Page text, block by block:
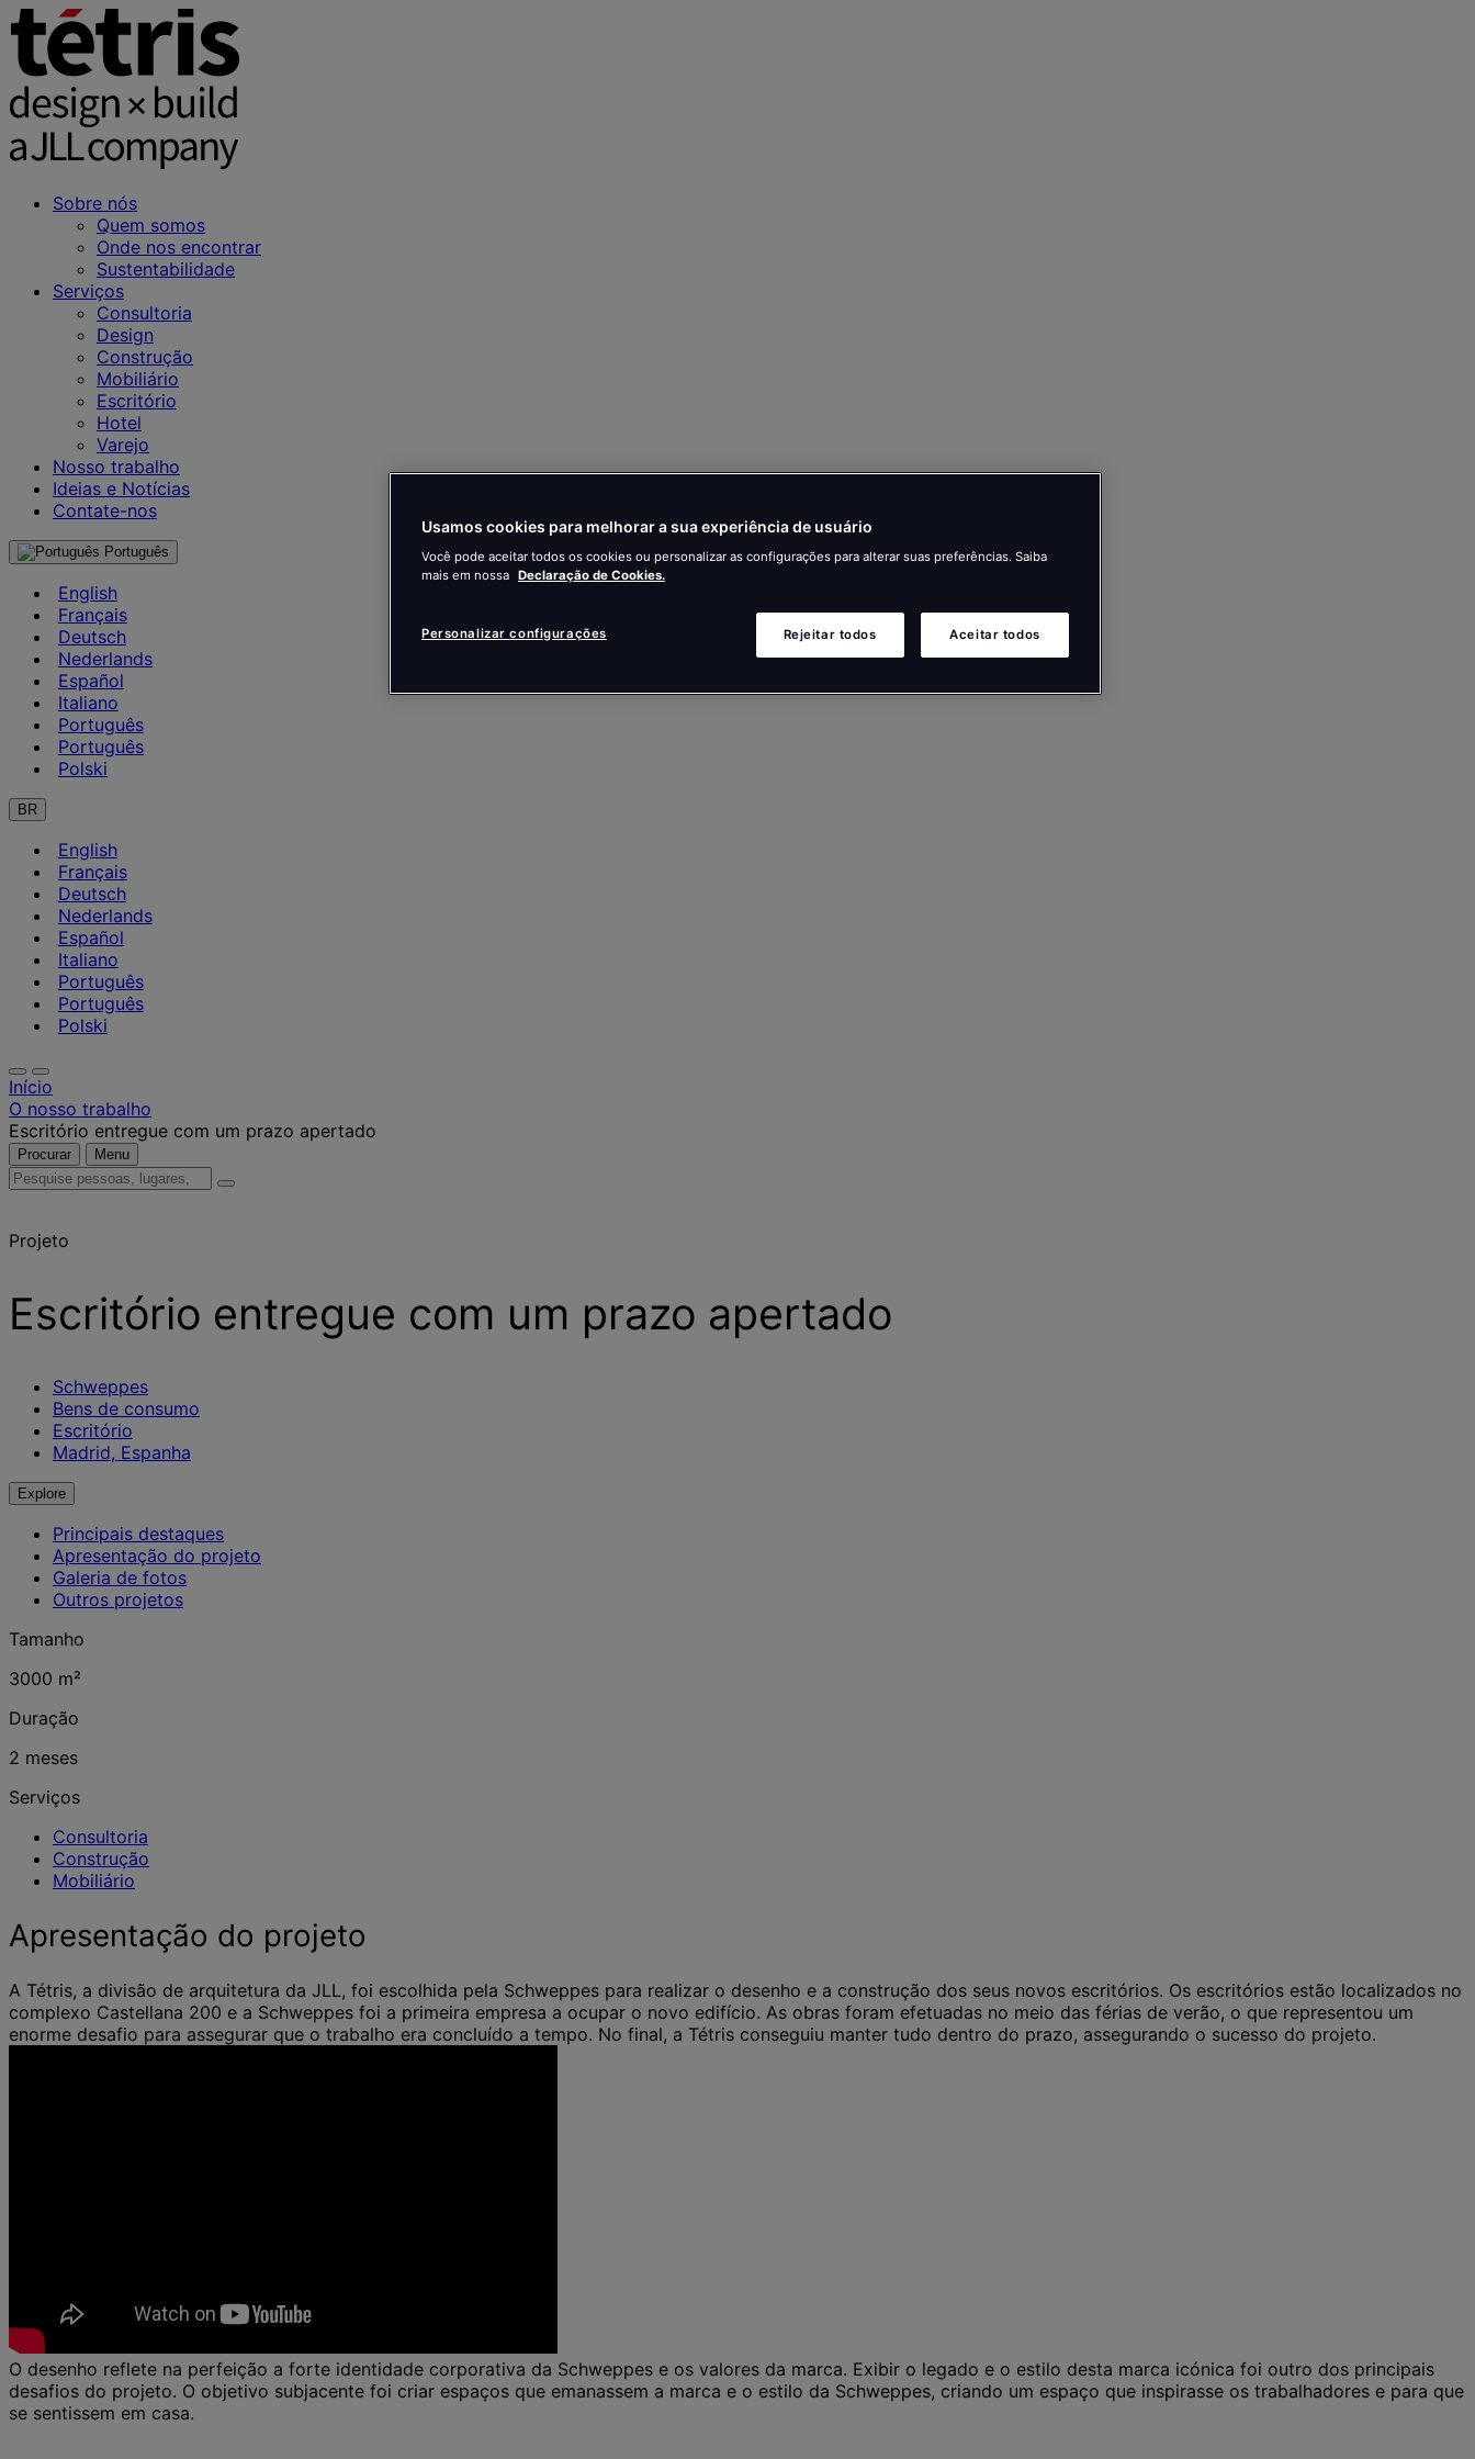
Sobre nós
Quem somos
Onde nos encontrar
Sustentabilidade
Serviços
Consultoria
Design
Construção
Mobiliário
Escritório
Hotel
Varejo
Nosso trabalho
Ideias e Notícias
Contate-nos
Português
English
Français
Deutsch
Nederlands
Español
Italiano
Português
Português
Polski
BR
English
Français
Deutsch
Nederlands
Español
Italiano
Português
Português
Polski
Início
O nosso trabalho
Escritório entregue com um prazo apertado
Procurar Menu
Pesquise
notícias
Projeto
Escritório entregue com um prazo apertado
Schweppes
Bens de consumo
Escritório
Madrid, Espanha
Explore
Principais destaques
Apresentação do projeto
Galeria de fotos
Outros projetos
Tamanho
3000 m²
Duração
2 meses
Serviços
Consultoria
Construção
Mobiliário
Apresentação do projeto
A Tétris, a divisão de arquitetura da JLL, foi escolhida pela Schweppes para realizar o desenho e a construção dos seus novos escritórios. Os escritórios estão localizados no
complexo Castellana 200 e a Schweppes foi a primeira empresa a ocupar o novo edifício. As obras foram efetuadas no meio das férias de verão, o que representou um
enorme desafio para assegurar que o trabalho era concluído a tempo. No final, a Tétris conseguiu manter tudo dentro do prazo, assegurando o sucesso do projeto.
O desenho reflete na perfeição a forte identidade corporativa da Schweppes e os valores da marca. Exibir o legado e o estilo desta marca icónica foi outro dos principais
desafios do projeto. O objetivo subjacente foi criar espaços que emanassem a marca e o estilo da Schweppes, criando um espaço que inspirasse os trabalhadores e para que
se sentissem em casa.
Usamos cookies para melhorar a sua experiência de usuário
Você pode aceitar todos os cookies ou personalizar as configurações para alterar suas preferências. Saiba
mais em nossa Declaração de Cookies.
Rejeitar todos Aceitar todos
Personalizar configurações